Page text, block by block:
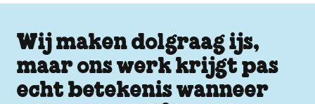
Wij maken dolgraag ijs,
maar ons werk krijgt pas
echt betekenis wanneer